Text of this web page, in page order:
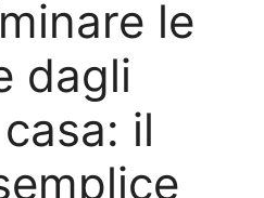
le
dagli
il